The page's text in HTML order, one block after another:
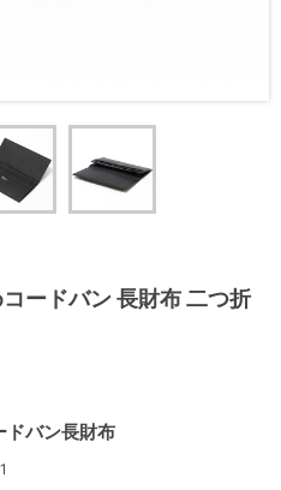
ードバン 長財布 二つ折
ドバン長財布